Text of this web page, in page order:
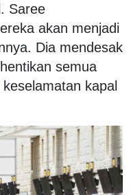
Saree
akan menjadi
Dia mendesak
semua
kapal